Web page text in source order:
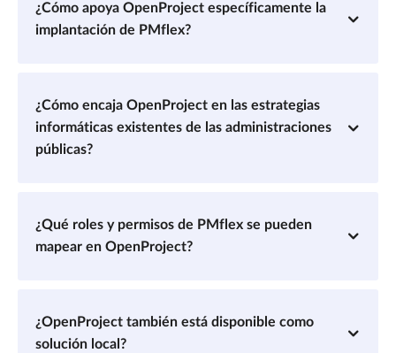
¿Cómo apoya OpenProject específicamente la
implantación de PMflex?
¿Cómo encaja OpenProject en las estrategias
informáticas existentes de las administraciones
públicas?
¿Qué roles y permisos de PMflex se pueden
mapear en OpenProject?
¿OpenProject también está disponible como
solución local?